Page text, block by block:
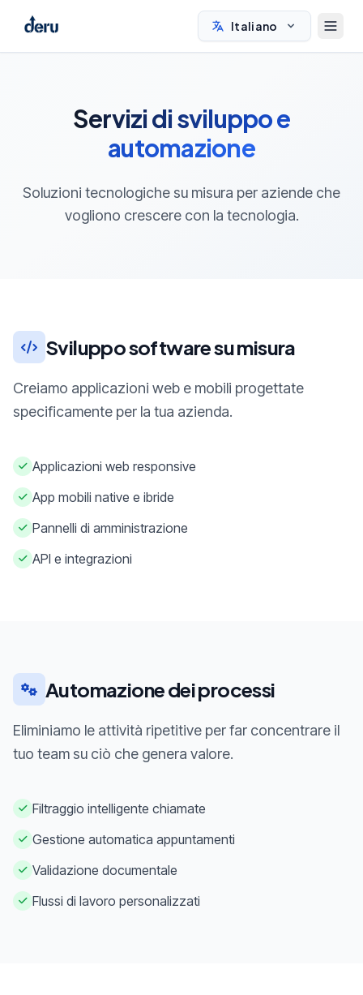
Italiano
Servizi di sviluppo e
automazione
Soluzioni tecnologiche su misura per aziende che
vogliono crescere con la tecnologia.
Sviluppo software su misura
Creiamo applicazioni web e mobili progettate
specificamente per la tua azienda.
Applicazioni web responsive
App mobili native e ibride
Pannelli di amministrazione
API e integrazioni
Automazione dei processi
Eliminiamo le attività ripetitive per far concentrare il
tuo team su ciò che genera valore.
Filtraggio intelligente chiamate
Gestione automatica appuntamenti
Validazione documentale
Flussi di lavoro personalizzati